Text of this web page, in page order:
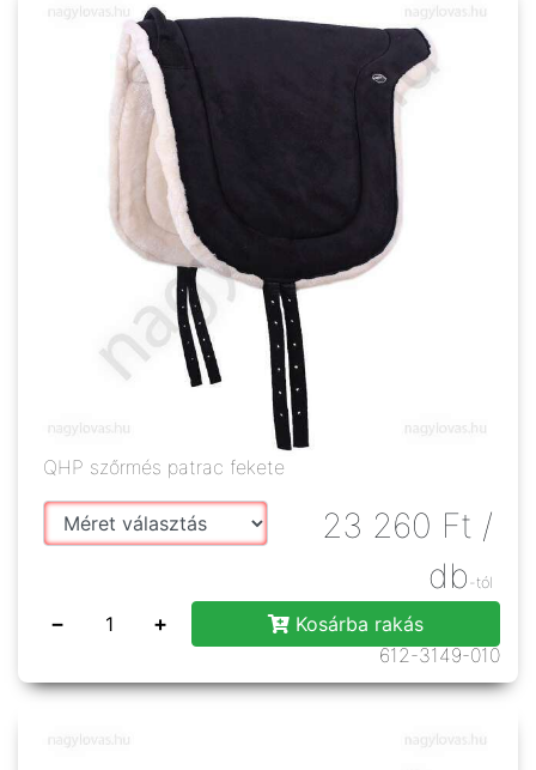
QHP szőrmés patrac fekete
23 260 Ft /
db -tól
− +
Kosárba rakás
612-3149-010